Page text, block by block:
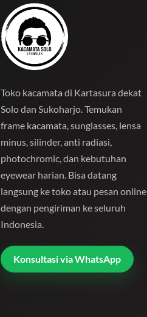
Toko kacamata di Kartasura dekat
Solo dan Sukoharjo. Temukan
frame kacamata, sunglasses, lensa
minus, silinder, anti radiasi,
photochromic, dan kebutuhan
eyewear harian. Bisa datang
langsung ke toko atau pesan online
dengan pengiriman ke seluruh
Indonesia.
Konsultasi via WhatsApp